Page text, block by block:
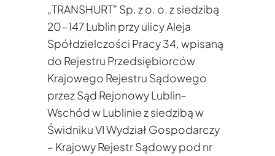
„TRANSHURT” Sp. z o. o. z siedzibą
20-147 Lublin przy ulicy Aleja
Spółdzielczości Pracy 34, wpisaną
do Rejestru Przedsiębiorców
Krajowego Rejestru Sądowego
przez Sąd Rejonowy Lublin-
Wschód w Lublinie z siedzibą w
Świdniku VI Wydział Gospodarczy
– Krajowy Rejestr Sądowy pod nr